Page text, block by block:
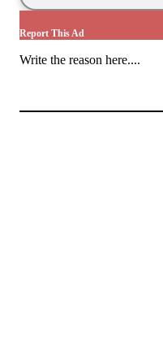
Report This Ad
Write the reason here....